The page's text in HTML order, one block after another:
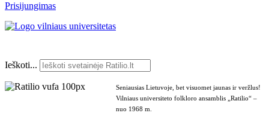
Prisijungimas
Ieškoti...
Seniausias Lietuvoje, bet visuomet jaunas ir veržlus!
Vilniaus universiteto folkloro ansamblis „Ratilio“ –
nuo 1968 m.